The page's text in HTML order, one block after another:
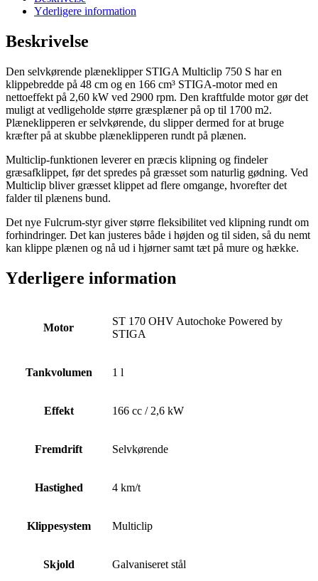
Yderligere information
Beskrivelse
Den selvkørende plæneklipper STIGA Multiclip 750 S har en
klippebredde på 48 cm og en 166 cm³ STIGA-motor med en
nettoeffekt på 2,60 kW ved 2900 rpm. Den kraftfulde motor gør det
muligt at vedligeholde større græsplæner på op til 1700 m2.
Plæneklipperen er selvkørende, du slipper dermed for at bruge
kræfter på at skubbe plæneklipperen rundt på plænen.
Multiclip-funktionen leverer en præcis klipning og findeler
græsafklippet, før det spredes på græsset som naturlig gødning. Ved
Multiclip bliver græsset klippet ad flere omgange, hvorefter det
falder til plænens bund.
Det nye Fulcrum-styr giver større fleksibilitet ved klipning rundt om
forhindringer. Det kan justeres både i højden og til siden, så du nemt
kan klippe plænen og nå ud i hjørner samt tæt på mure og hække.
Yderligere information
Motor
ST 170 OHV Autochoke Powered by
STIGA
Tankvolumen 1 l
Effekt 166 cc / 2,6 kW
Fremdrift Selvkørende
Hastighed 4 km/t
Klippesystem Multiclip
Skjold Galvaniseret stål